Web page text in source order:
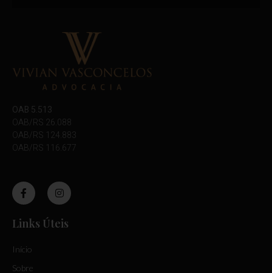
OAB 5.513
OAB/RS 26.088
OAB/RS 124.883
OAB/RS 116.677
Links Úteis
Início
Sobre